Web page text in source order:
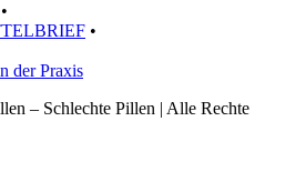
•
•
der Praxis
– Schlechte Pillen | Alle Rechte